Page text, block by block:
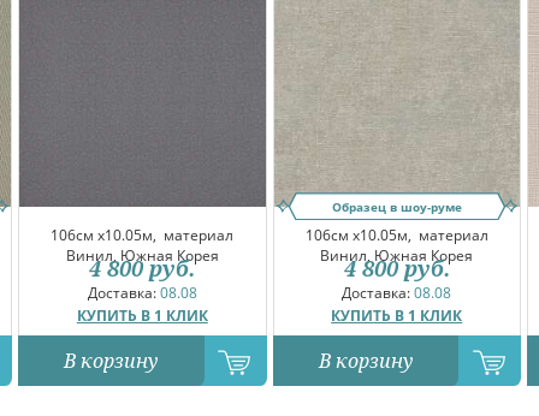
106см x10.05м, материал
Винил, Южная Корея
Доставка:08.08
КУПИТЬ В 1 КЛИК
4 800 руб.
В корзину
Образец в шоу-руме
106см x10.05м, материал
Винил, Южная Корея
Доставка:08.08
КУПИТЬ В 1 КЛИК
4 800 руб.
В корзину